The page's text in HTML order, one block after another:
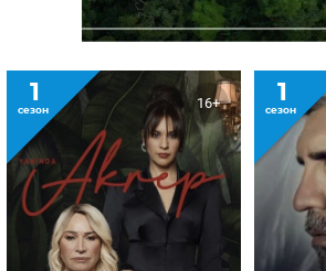
1
сезон 16+ 1
сезон